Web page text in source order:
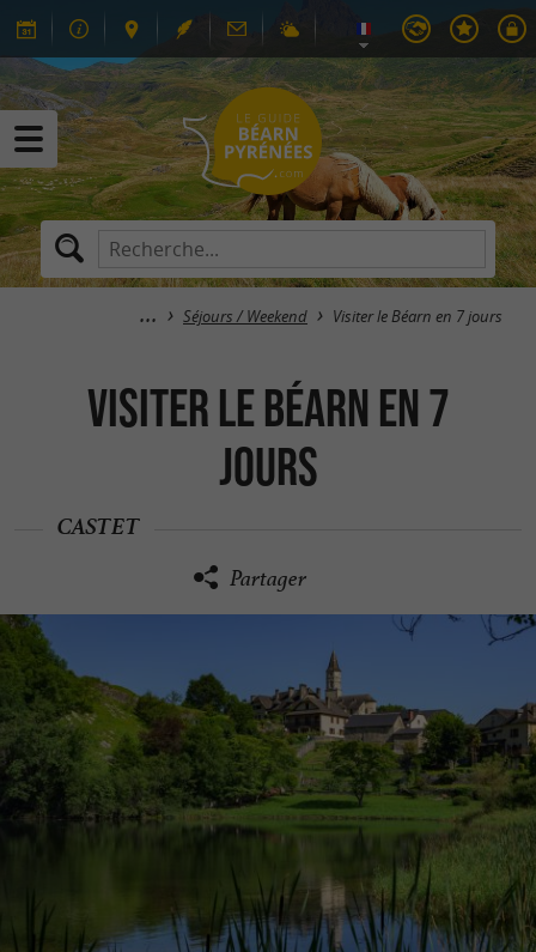
Séjours / Weekend Visiter le Béarn en 7 jours
Visiter le Béarn en 7
jours
CASTET
Partager